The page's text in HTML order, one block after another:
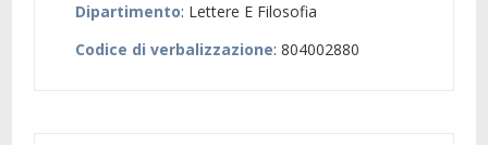
Dipartimento: Lettere E Filosofia
Codice di verbalizzazione: 804002880